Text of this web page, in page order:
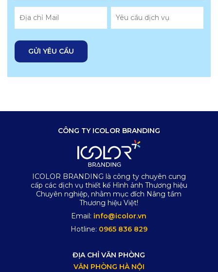
CÔNG TY ICOLOR BRANDING
ICOLOR BRANDING là công ty chuyên cung
cấp các dịch vụ thiết kế Hình ảnh Thương hiệu
Chuyên nghiệp, nhằm mục đích Nâng tầm
Thương hiệu Việt!
Email: info@icolor.vn
Hotline: 0965 836 829
ĐỊA CHỈ VĂN PHÒNG
VĂN PHÒNG HÀ NỘI